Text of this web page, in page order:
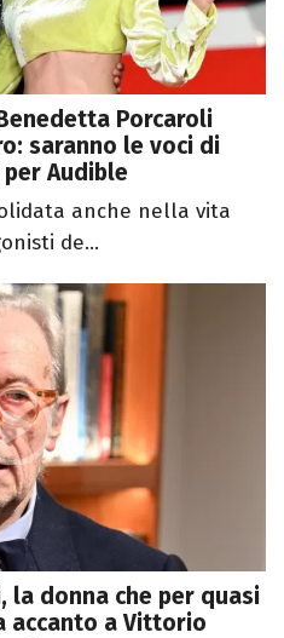
Porcaroli
saranno le voci di
per Audible
anche nella vita
de...
la donna che per quasi
accanto a Vittorio